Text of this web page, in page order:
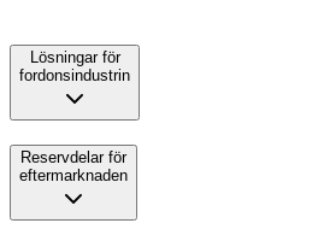
Lösningar för
fordonsindustrin
Reservdelar för
eftermarknaden